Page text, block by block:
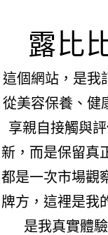
content露比
這個網站，是我
從美容保養、健
享親自接觸與
新，而是保留真
都是一次市場觀
牌方，這裡是我
是我真實體